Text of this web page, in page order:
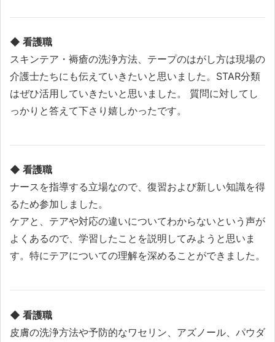
◆ 看護職
スキンテア・褥瘡の洗浄方法、テープのはがし方は現場の
介護士たちにも伝えていきたいと思いました。STAR分類
はぜひ活用していきたいと思いました。 質問に対してし
っかりと答えて下さり嬉しかったです。
◆ 看護職
ナースを指導する立場なので、復習および新しい知識を得
るため参加しました。
ケアと、テアや対応の違いについてわからないという声が
よくあるので、学習したことを説明してみようと思いま
す。特にテアについての理解を深めることができました。
◆ 看護職
皮膚の洗浄方法や予防的なワセリン、アズノール、パウダ